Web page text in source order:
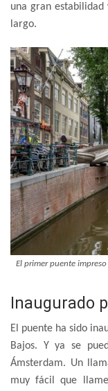
una gran
largo.
El primer puente
Inaugurado
El puente ha sido
Bajos. Y ya se
Ámsterdam. Un
muy fácil que